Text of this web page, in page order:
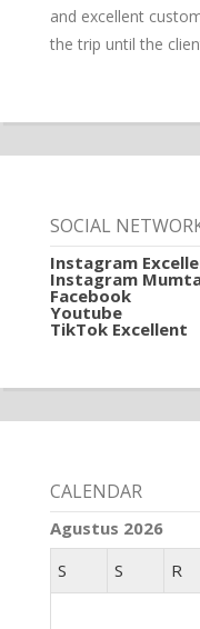
and excellent
the trip until the
SOCIAL
Instagram
Instagram
Facebook
Youtube
TikTok Excellent
CALENDAR
Agustus 2026
S
S R